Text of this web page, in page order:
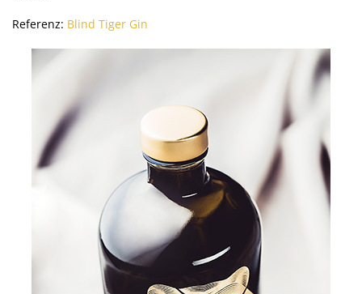
Referenz: Blind Tiger Gin